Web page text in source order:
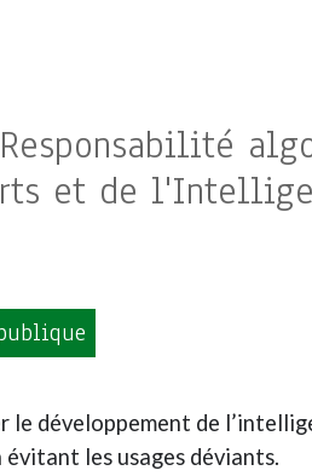
et de
le développement de
les usages déviants.